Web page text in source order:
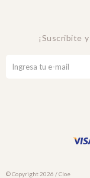
¡Suscribite
© Copyright 2026 / Cloe